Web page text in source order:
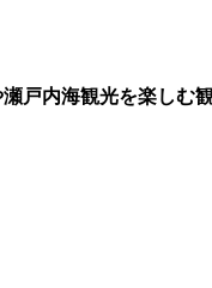
戸内海観光を楽しむ